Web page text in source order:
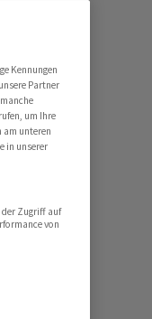
Kennungen
Partner
um Ihre
am unteren
in unserer
Zugriff auf
von